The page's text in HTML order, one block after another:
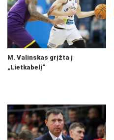
M. Valinskas grįžta į
„Lietkabelį“